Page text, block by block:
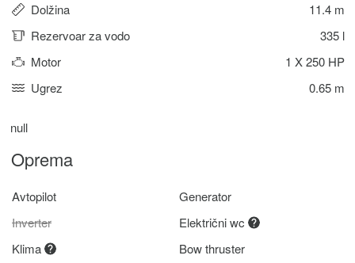
Dolžina
11.4 m
Rezervoar za vodo
335 l
Motor
1 X 250 HP
Ugrez
0.65 m
null
Oprema
Avtopilot
Generator
Inverter
Električni wc
Klima
Bow thruster